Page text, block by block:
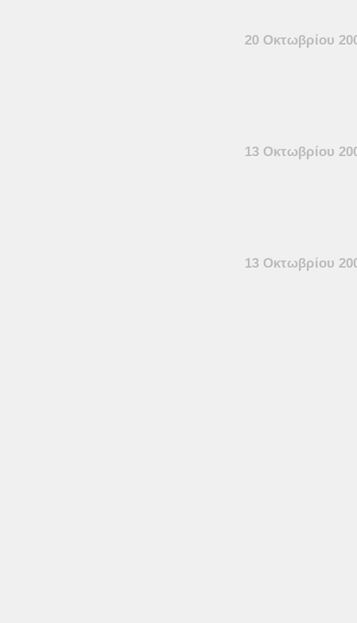
20 Οκτωβρίου
13 Οκτωβρίου
13 Οκτωβρίου